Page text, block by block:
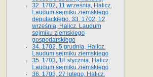
32. 1702, 11 września, Halicz.
Laudum sejmiku ziemskiego
deputackiego. 33. 1702, 12
września, Halicz. Laudum
sejmiku ziemskiego
gospodarskiego
34. 1702, 5 grudnia, Halicz.
Laudum sejmiku ziemskiego
35. 1703, 18 stycznia, Halicz.
Laudum sejmiku ziemskiego
36. 1703, 27 lutego, Halicz.